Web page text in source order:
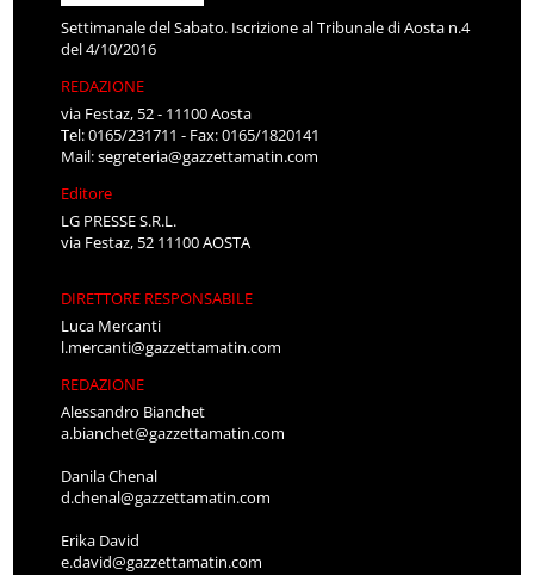
Settimanale del Sabato. Iscrizione al Tribunale di Aosta n.4
del 4/10/2016
REDAZIONE
via Festaz, 52 - 11100 Aosta
Tel: 0165/231711 - Fax: 0165/1820141
Mail:segreteria@gazzettamatin.com
Editore
LG PRESSE S.R.L.
via Festaz, 52 11100 AOSTA
DIRETTORE RESPONSABILE
Luca Mercanti
l.mercanti@gazzettamatin.com
REDAZIONE
Alessandro Bianchet
a.bianchet@gazzettamatin.com
Danila Chenal
d.chenal@gazzettamatin.com
Erika David
e.david@gazzettamatin.com